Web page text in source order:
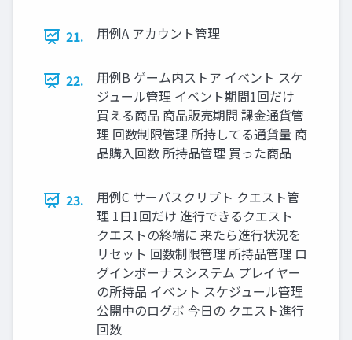
21. ⽤例A アカウント管理
22.
⽤例B ゲーム内ストア イベント スケ
ジュール管理 イベント期間1回だけ
買える商品 商品販売期間 課⾦通貨管
理 回数制限管理 所持してる通貨量 商
品購⼊回数 所持品管理 買った商品
23.
⽤例C サーバスクリプト クエスト管
理 1⽇1回だけ 進⾏できるクエスト
クエストの終端に 来たら進⾏状況を
リセット 回数制限管理 所持品管理 ロ
グインボーナスシステム プレイヤー
の所持品 イベント スケジュール管理
公開中のログボ 今⽇の クエスト進⾏
回数